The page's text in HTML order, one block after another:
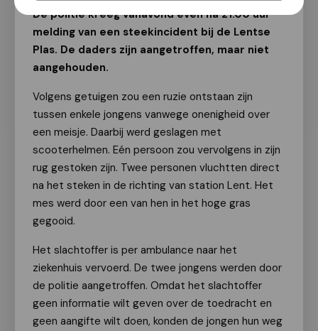
De politie kreeg vanavond even na 21.00 uur
melding van een steekincident bij de Lentse
Plas. De daders zijn aangetroffen, maar niet
aangehouden.
Volgens getuigen zou een ruzie ontstaan zijn
tussen enkele jongens vanwege onenigheid over
een meisje. Daarbij werd geslagen met
scooterhelmen. Eén persoon zou vervolgens in zijn
rug gestoken zijn. Twee personen vluchtten direct
na het steken in de richting van station Lent. Het
mes werd door een van hen in het hoge gras
gegooid.
Het slachtoffer is per ambulance naar het
ziekenhuis vervoerd. De twee jongens werden door
de politie aangetroffen. Omdat het slachtoffer
geen informatie wilt geven over de toedracht en
geen aangifte wilt doen, konden de jongen hun weg